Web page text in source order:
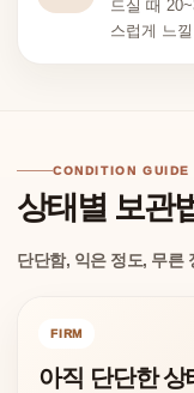
드실 때
스럽게 느
CONDITION GUIDE
상태별 보관
단단함, 익은 정도, 무른
FIRM
아직 단단한 상